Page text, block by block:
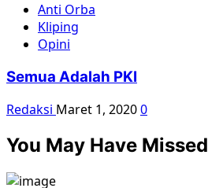
Anti Orba
Kliping
Opini
Semua Adalah PKI
Redaksi Maret 1, 20200
You May Have Missed